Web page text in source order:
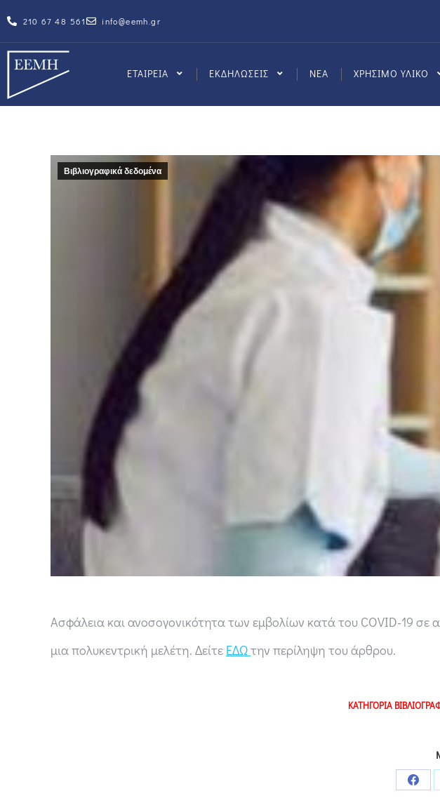
210 67 48 561 info@eemh.gr
ΕΤΑΙΡΕΙΑ ΕΚΔΗΛΩΣΕΙΣ ΝΕΑ ΧΡΗΣΙΜΟ ΥΛΙΚΟ
Βιβλιογραφικά δεδομένα
Ασφάλεια και ανοσογονικότητα των εμβολίων κατά του COVID-19
μια πολυκεντρική μελέτη. Δείτε ΕΔΩτην περίληψη του άρθρου.
ΚΑΤΗΓΟΡΙΑ